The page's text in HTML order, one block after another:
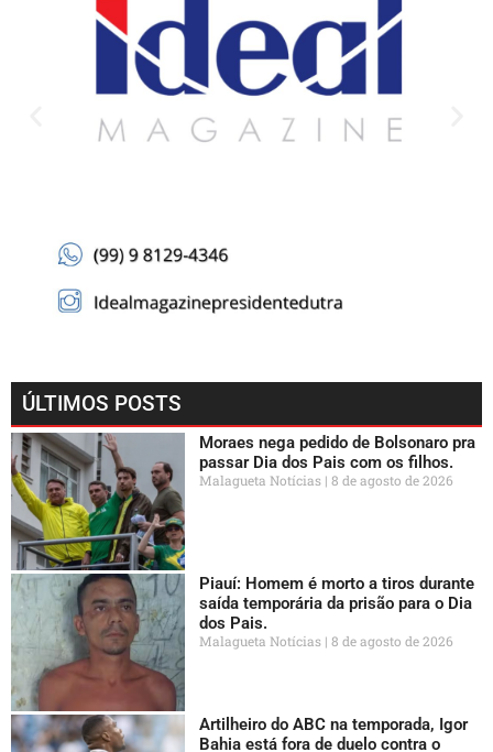
ÚLTIMOS POSTS
Moraes nega pedido de Bolsonaro pra
passar Dia dos Pais com os filhos.
Malagueta Notícias 8 de agosto de 2026
Piauí: Homem é morto a tiros durante
saída temporária da prisão para o Dia
dos Pais.
Malagueta Notícias 8 de agosto de 2026
Artilheiro do ABC na temporada, Igor
Bahia está fora de duelo contra o